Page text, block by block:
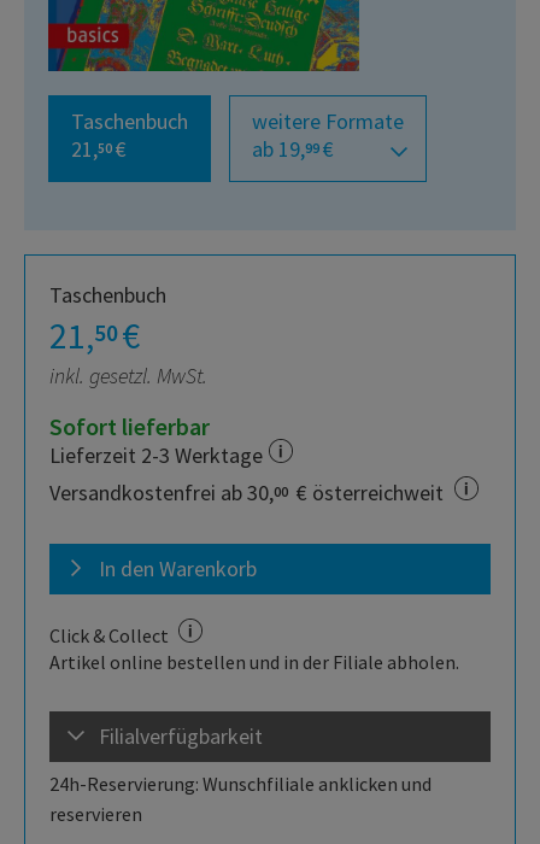
Taschenbuch
21,50 €
weitere Formate
ab 19,99 €
Taschenbuch
21,50€
inkl. gesetzl. MwSt.
Sofort lieferbar
Lieferzeit 2-3 Werktage
Versandkostenfrei ab 30,00 € österreichweit
In den Warenkorb
Click & Collect
Artikel online bestellen und in der Filiale abholen.
Filialverfügbarkeit
24h-Reservierung: Wunschfiliale anklicken und
reservieren